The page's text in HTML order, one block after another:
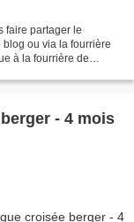
faire partager le
ou via la fourrière
à la fourrière de
- 4 mois